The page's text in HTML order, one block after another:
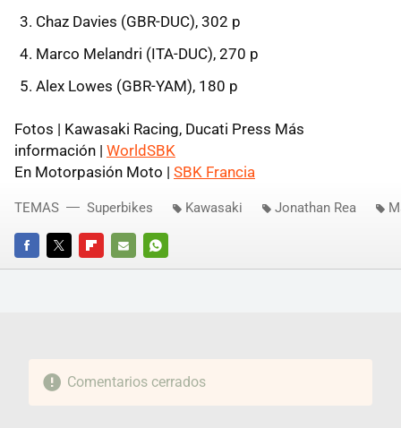
Chaz Davies (GBR-DUC), 302 p
Marco Melandri (ITA-DUC), 270 p
Alex Lowes (GBR-YAM), 180 p
Fotos | Kawasaki Racing, Ducati Press Más
información | WorldSBK
En Motorpasión Moto | SBK Francia
FACEBOOKTWITTERFLIPBOARD
E-
WHATSAPP
TEMAS Superbikes Kawasaki Jonathan Rea
Comentarios cerrados